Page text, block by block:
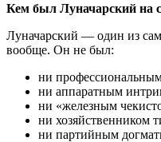
Кем был Луначарский на
Луначарский — один из
вообще. Он не был:
ни
ни аппаратным
ни «железным
ни хозяйственником
ни партийным